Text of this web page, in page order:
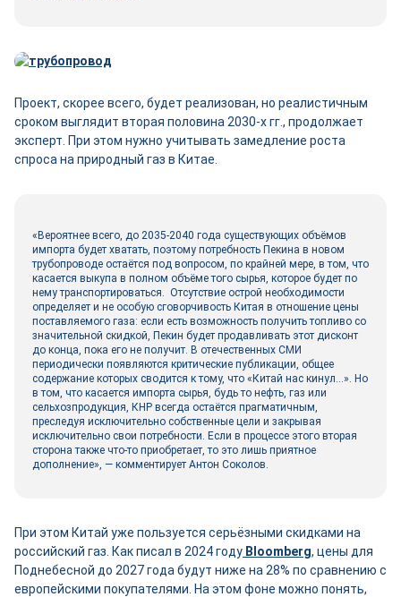
Проект, скорее всего, будет реализован, но реалистичным
сроком выглядит вторая половина 2030-х гг., продолжает
эксперт. При этом нужно учитывать замедление роста
спроса на природный газ в Китае.
«Вероятнее всего, до 2035-2040 года существующих объёмов
импорта будет хватать, поэтому потребность Пекина в новом
трубопроводе остаётся под вопросом, по крайней мере, в том, что
касается выкупа в полном объёме того сырья, которое будет по
нему транспортироваться. Отсутствие острой необходимости
определяет и не особую сговорчивость Китая в отношение цены
поставляемого газа: если есть возможность получить топливо со
значительной скидкой, Пекин будет продавливать этот дисконт
до конца, пока его не получит. В отечественных СМИ
периодически появляются критические публикации, общее
содержание которых сводится к тому, что «Китай нас кинул…». Но
в том, что касается импорта сырья, будь то нефть, газ или
сельхозпродукция, КНР всегда остаётся прагматичным,
преследуя исключительно собственные цели и закрывая
исключительно свои потребности. Если в процессе этого вторая
сторона также что-то приобретает, то это лишь приятное
дополнение», — комментирует Антон Соколов.
При этом Китай уже пользуется серьёзными скидками на
российский газ. Как писал в 2024 году Bloomberg, цены для
Поднебесной до 2027 года будут ниже на 28% по сравнению с
европейскими покупателями. На этом фоне можно понять,